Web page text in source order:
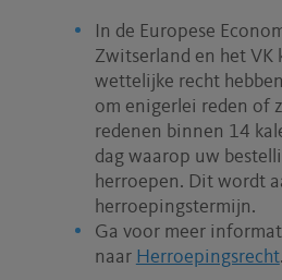
In de Europese
Zwitserland en het VK
wettelijke recht
om enigerlei reden of
redenen binnen 14
dag waarop uw
herroepen. Dit wordt
herroepingstermijn.
Ga voor meer
naar Herroepingsrecht.